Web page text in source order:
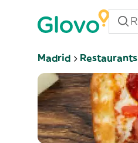
Madrid Restaurants